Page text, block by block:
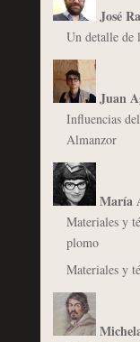
José
Un detalle de
Juan
Influencias
Almanzor
María
Materiales y
plomo
Materiales y